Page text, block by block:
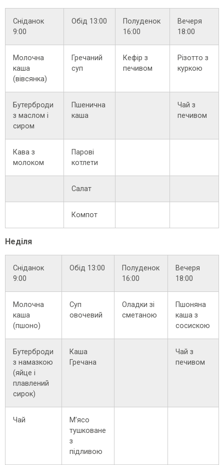
Сніданок
9:00
Обід 13:00
Полуденок
16:00
Вечеря
18:00
Молочна
каша
(вівсянка)
Гречаний
суп
Кефір з
печивом
Різотто з
куркою
Бутерброди
з маслом і
сиром
Пшенична
каша
Чай з
печивом
Кава з
молоком
Парові
котлети
Салат
Компот
Неділя
Сніданок
9:00
Обід 13:00
Полуденок
16:00
Вечеря
18:00
Молочна
каша
(пшоно)
Суп
овочевий
Оладки зі
сметаною
Пшоняна
каша з
сосискою
Бутерброди
з намазкою
(яйце і
плавлений
сирок)
Каша
Гречана
Чай з
печивом
Чай
М’ясо
тушковане
з
підливою